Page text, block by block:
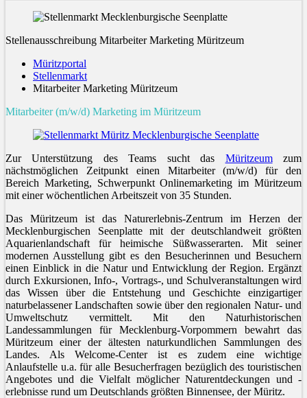
Stellenausschreibung Mitarbeiter Marketing Müritzeum
Müritzportal
Stellenmarkt
Mitarbeiter Marketing Müritzeum
Mitarbeiter (m/w/d) Marketing im Müritzeum
Zur Unterstützung des Teams sucht das Müritzeumzum
nächstmöglichen Zeitpunkt einen Mitarbeiter (m/w/d) für den
Bereich Marketing, Schwerpunkt Onlinemarketing im Müritzeum
mit einer wöchentlichen Arbeitszeit von 35 Stunden.
Das Müritzeum ist das Naturerlebnis-Zentrum im Herzen der
Mecklenburgischen Seenplatte mit der deutschlandweit größten
Aquarienlandschaft für heimische Süßwasserarten. Mit seiner
modernen Ausstellung gibt es den Besucherinnen und Besuchern
einen Einblick in die Natur und Entwicklung der Region. Ergänzt
durch Exkursionen, Info-, Vortrags-, und Schulveranstaltungen wird
das Wissen über die Entstehung und Geschichte einzigartiger
naturbelassener Landschaften sowie über den regionalen Natur- und
Umweltschutz vermittelt. Mit den Naturhistorischen
Landessammlungen für Mecklenburg-Vorpommern bewahrt das
Müritzeum einer der ältesten naturkundlichen Sammlungen des
Landes. Als Welcome-Center ist es zudem eine wichtige
Anlaufstelle u.a. für alle Besucherfragen bezüglich des touristischen
Angebotes und die Vielfalt möglicher Naturentdeckungen und -
erlebnisse rund um Deutschlands größten Binnensee, der Müritz.